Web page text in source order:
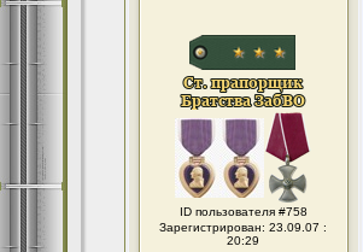
ID пользователя #758
Зарегистрирован: 23.09.07 :
20:29